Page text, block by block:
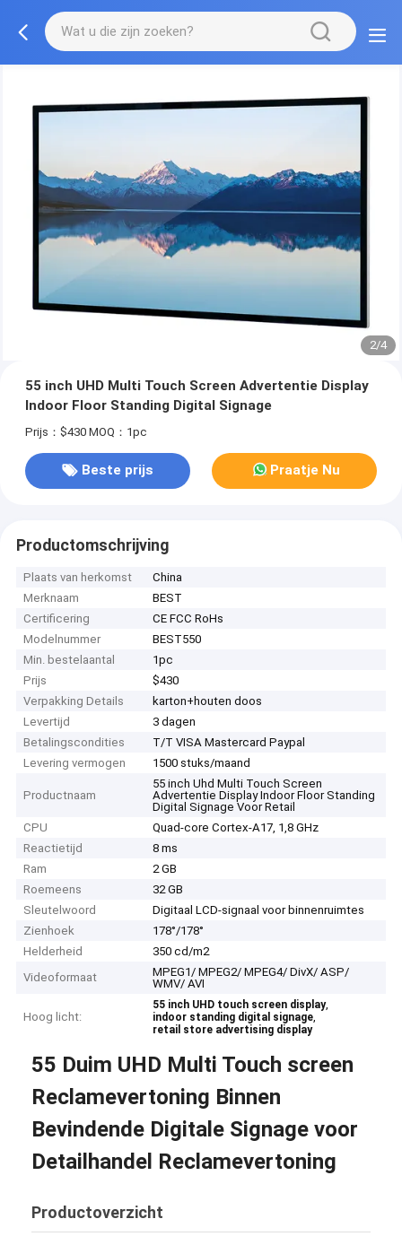
2/4
55 inch UHD Multi Touch Screen Advertentie Display
Indoor Floor Standing Digital Signage
Prijs：$430 MOQ：1pc
Beste prijs Praatje Nu
Productomschrijving
Plaats van herkomst
China
Merknaam
BEST
Certificering
CE FCC RoHs
Modelnummer
BEST550
Min. bestelaantal
1pc
Prijs
$430
Verpakking Details
karton+houten doos
Levertijd
3 dagen
Betalingscondities
T/T VISA Mastercard Paypal
Levering vermogen
1500 stuks/maand
Productnaam
55 inch Uhd Multi Touch Screen
Advertentie Display Indoor Floor Standing
Digital Signage Voor Retail
CPU
Quad-core Cortex-A17, 1,8 GHz
Reactietijd
8 ms
Ram
2 GB
Roemeens
32 GB
Sleutelwoord
Digitaal LCD-signaal voor binnenruimtes
Zienhoek
178°/178°
Helderheid
350 cd/m2
Videoformaat
MPEG1/ MPEG2/ MPEG4/ DivX/ ASP/
WMV/ AVI
Hoog licht:
55 inch UHD touch screen display,
indoor standing digital signage,
retail store advertising display
55 Duim UHD Multi Touch screen
Reclamevertoning Binnen
Bevindende Digitale Signage voor
Detailhandel Reclamevertoning
Productoverzicht